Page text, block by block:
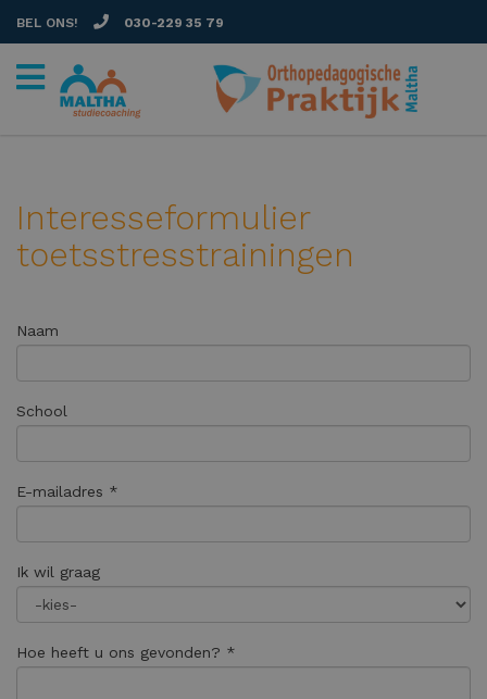
BEL ONS! 030-229 35 79
Interesseformulier
toetsstresstrainingen
Naam
School
E-mailadres *
Ik wil graag
Hoe heeft u ons gevonden? *